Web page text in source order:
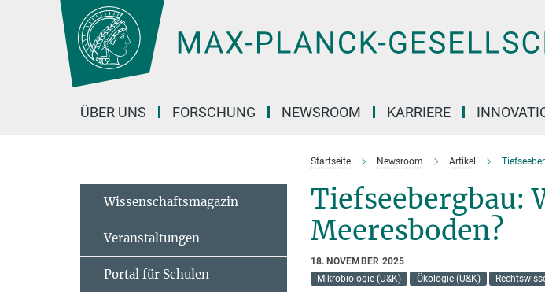
Hauptinhalt
ÜBER UNS FORSCHUNG NEWSROOM KARRIERE
Startseite Newsroom Artikel
Tiefseebergbau:
Meeresboden?
18. NOVEMBER 2025
Mikrobiologie (U&K)
Ökologie (U&K)
Wissenschaftsmagazin
Veranstaltungen
Portal für Schulen